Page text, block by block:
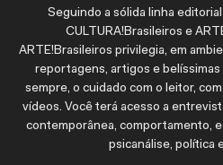
Seguindo a sólida linha
CULTURA!Brasileiros e
ARTE!Brasileiros privilegia, em
reportagens, artigos e belíssimas
sempre, o cuidado com o leitor,
vídeos. Você terá acesso a
contemporânea, comportamento,
psicanálise, política